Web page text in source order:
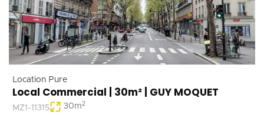
Location Pure
Local Commercial | 30m² | GUY MOQUET
MZ1-11315 30m2